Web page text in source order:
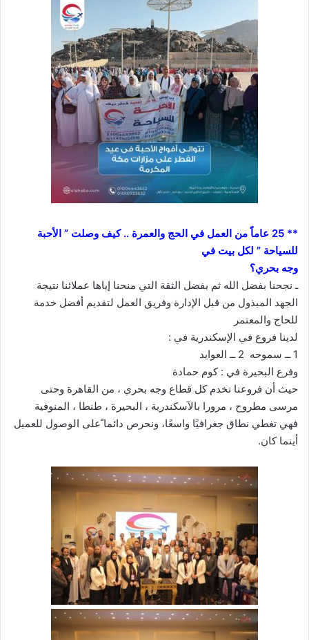
** 25 عاماً من العمل في الحج والعمرة .. كيف وصلت ” الأحبة
للسياحة ” لكل بيت في
وجه بحري؟
ـ نجحنا بفضل الله ثم بفضل الثقة التي منحنا إياها عملائنا نتيجة
الجهد المبذول من قبل الإدارة وفريق العمل لتقديم أفضل خدمة
للحاج والمعتمر
لدينا فروع في الإسكندرية في :
1 ــ سموحه 2 ــ العوايد
وفرع البحيرة في : كوم حمادة
حيث أن فروعنا تخدم كل قطاع وجه بحري ، من القاهرة وحتى
مرسى مطروح ، مرورا بالآسكندرية ، البحيرة ، طنطا ، المنوفية
فهي تغطي نطاق جغرافيًا واسعًا، ونحرص دائما ًعلى الوصول للعميل
أينما كان.